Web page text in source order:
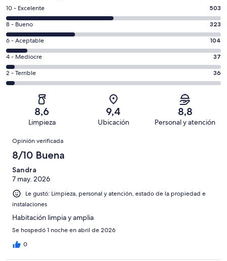
Evaluación:
10
-
Excelente.
503
de
1003
opiniones
10 - Excelente 503
Evaluación:
8
-
Bueno.
323
de
opiniones
8 - Bueno 323
Evaluación:
6
-
Aceptable.
104
opiniones
6 - Aceptable 104
Evaluación:
4
-
4 - Mediocre 37
Evaluación:
2
1003
2 - Terrible 36
8,6
Limpieza
9,4
Ubicación
8,8
Personal y atención
Opiniones
Opinión verificada
8/10 Buena
Sandra
7 may. 2026
Le gustó: Limpieza, personal y atención, estado de la propiedad e
instalaciones
Habitación limpia y amplia
Se hospedó 1 noche en abril de 2026
0